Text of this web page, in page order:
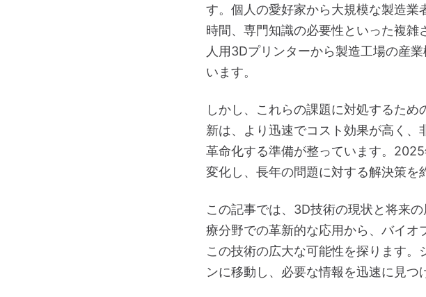
す。個人の愛好家から大規模な製造
時間、専門知識の必要性といった複
人用3Dプリンターから製造工場の産
います。
しかし、これらの課題に対処するた
新は、より迅速でコスト効果が高く
革命化する準備が整っています。
変化し、長年の問題に対する解決策を
この記事では、3D技術の現状と将来
療分野での革新的な応用から、バイオ
この技術の広大な可能性を探ります
ンに移動し、必要な情報を迅速に見つ